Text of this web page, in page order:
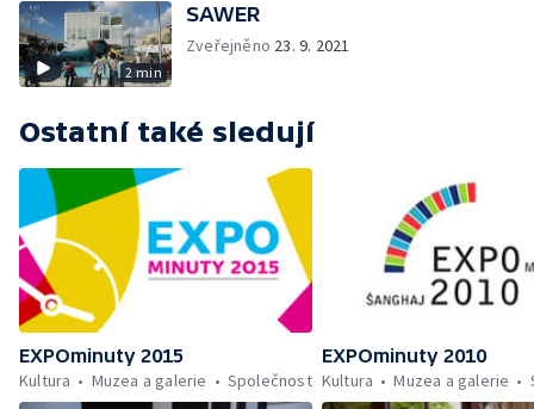
2 min
SAWER
Zveřejněno 23. 9. 2021
Ostatní také sledují
EXPOminuty 2015
Kultura
Muzea a galerie Společnost
EXPOminuty 2010
Kultura
Muzea a galerie